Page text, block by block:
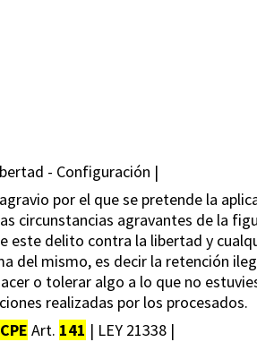
- Configuración |
por el que se pretende la
circunstancias agravantes de la
este delito contra la libertad y
del mismo, es decir la retención
o tolerar algo a lo que no
realizadas por los procesados.
CPE Art. 141 | LEY 21338 |